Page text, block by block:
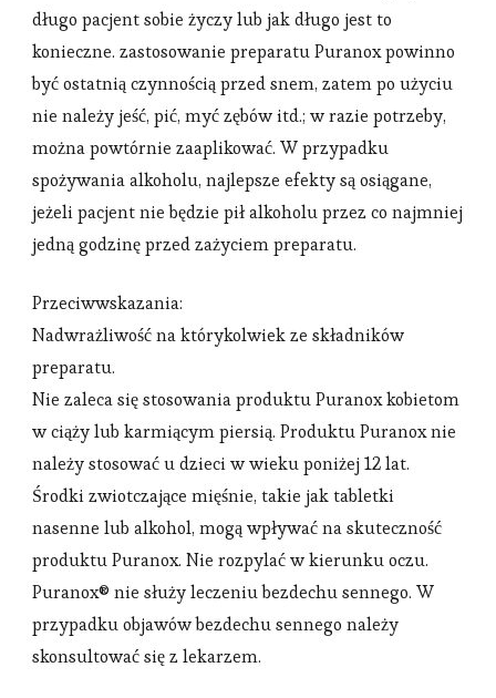
długo pacjent sobie życzy lub jak długo jest to
konieczne. zastosowanie preparatu Puranox powinno
być ostatnią czynnością przed snem, zatem po użyciu
nie należy jeść, pić, myć zębów itd.; w razie potrzeby,
można powtórnie zaaplikować. W przypadku
spożywania alkoholu, najlepsze efekty są osiągane,
jeżeli pacjent nie będzie pił alkoholu przez co najmniej
jedną godzinę przed zażyciem preparatu.
Przeciwwskazania:
Nadwrażliwość na którykolwiek ze składników
preparatu.
Nie zaleca się stosowania produktu Puranox kobietom
w ciąży lub karmiącym piersią. Produktu Puranox nie
należy stosować u dzieci w wieku poniżej 12 lat.
Środki zwiotczające mięśnie, takie jak tabletki
nasenne lub alkohol, mogą wpływać na skuteczność
produktu Puranox. Nie rozpylać w kierunku oczu.
Puranox® nie służy leczeniu bezdechu sennego. W
przypadku objawów bezdechu sennego należy
skonsultować się z lekarzem.